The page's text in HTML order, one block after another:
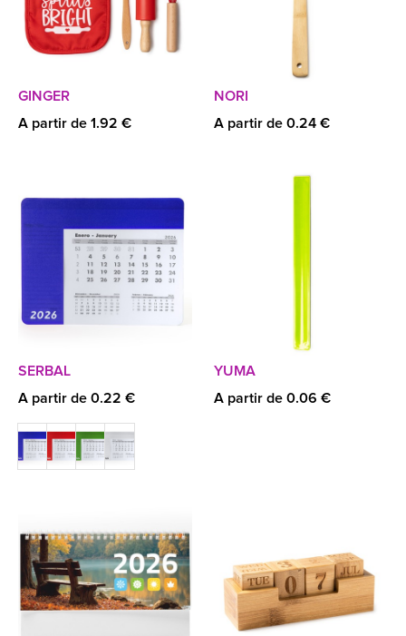
GINGER
A partir de 1.92 €
NORI
A partir de 0.24 €
SERBAL
A partir de 0.22 €
YUMA
A partir de 0.06 €